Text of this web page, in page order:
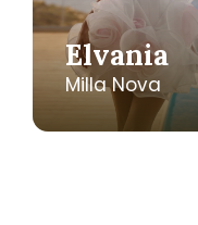
Elvania
Milla Nova